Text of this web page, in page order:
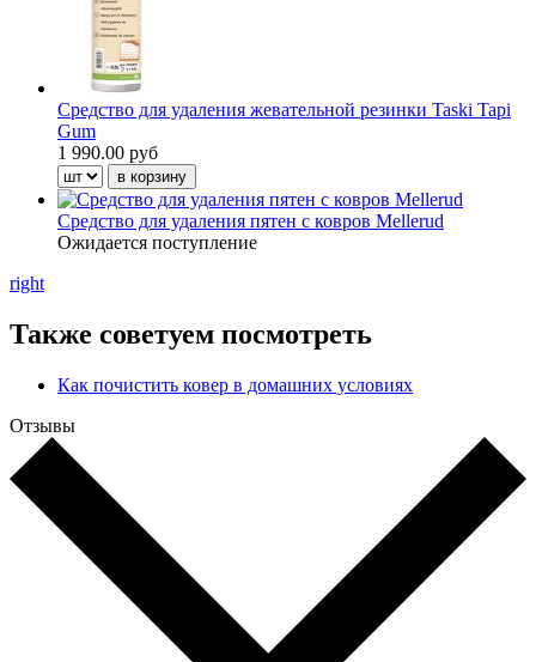
Средство для удаления жевательной резинки Taski Tapi
Gum
1 990.00 руб
Средство для удаления пятен с ковров Mellerud
Ожидается поступление
right
Также советуем посмотреть
Как почистить ковер в домашних условиях
Отзывы